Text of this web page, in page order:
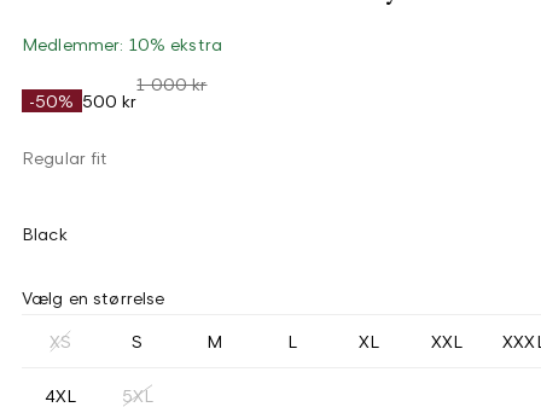
Medlemmer: 10% ekstra
-50% 500 kr
1 000 kr
Regular fit
Black
Vælg en størrelse
XS S M L XL XXL
4XL 5XL